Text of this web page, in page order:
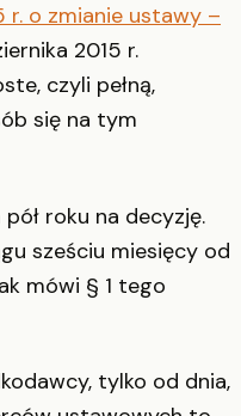
r. o zmianie ustawy –
2015 r.
czyli pełną,
się na tym
roku na decyzję.
sześciu miesięcy od
mówi § 1 tego
tylko od dnia,